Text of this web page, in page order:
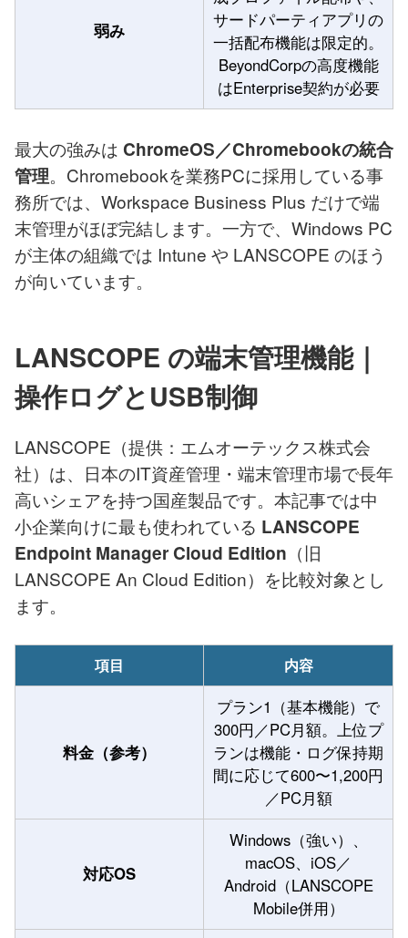
弱み
サードパーティアプリの
一括配布機能は限定的。
BeyondCorpの高度機能
はEnterprise契約が必要
最大の強みは ChromeOS／Chromebookの統合
管理。Chromebookを業務PCに採用している事
務所では、Workspace Business Plus だけで端
末管理がほぼ完結します。一方で、Windows PC
が主体の組織では Intune や LANSCOPE のほう
が向いています。
LANSCOPE の端末管理機能｜
操作ログとUSB制御
LANSCOPE（提供：エムオーテックス株式会
社）は、日本のIT資産管理・端末管理市場で長年
高いシェアを持つ国産製品です。本記事では中
小企業向けに最も使われている LANSCOPE
Endpoint Manager Cloud Edition （旧
LANSCOPE An Cloud Edition）を比較対象とし
ます。
項目 内容
料金（参考）
プラン1（基本機能）で
300円／PC月額。上位プ
ランは機能・ログ保持期
間に応じて600〜1,200円
／PC月額
対応OS
Windows（強い）、
macOS、iOS／
Android（LANSCOPE
Mobile併用）